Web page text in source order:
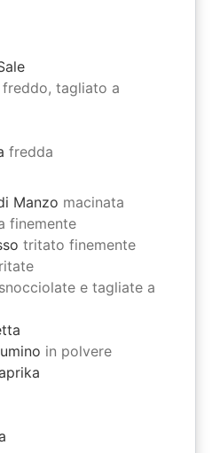
freddo, tagliato a
fredda
Manzo macinata
finemente
tritato finemente
snocciolate e tagliate a
in polvere